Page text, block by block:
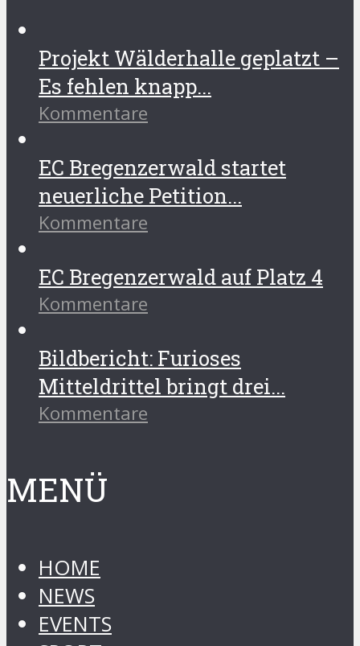
Projekt Wälderhalle geplatzt –
Es fehlen knapp...
Kommentare
EC Bregenzerwald startet
neuerliche Petition...
Kommentare
EC Bregenzerwald auf Platz 4
Kommentare
Bildbericht: Furioses
Mitteldrittel bringt drei...
Kommentare
MENÜ
HOME
NEWS
EVENTS